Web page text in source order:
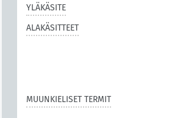
YLÄKÄSITE
ALAKÄSITTEET
MUUNKIELISET TERMIT